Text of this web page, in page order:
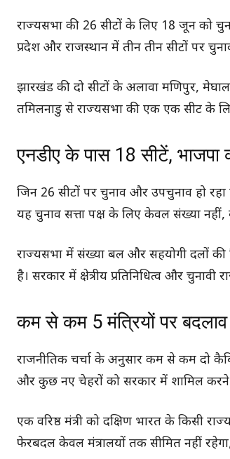
राज्यसभा की 26 सीटों के लिए 18 जून को
प्रदेश और राजस्थान में तीन तीन सीटों पर चुनाव
झारखंड की दो सीटों के अलावा मणिपुर,
तमिलनाडु से राज्यसभा की एक एक सीट के
एनडीए के पास 18 सीटें, भाजपा
जिन 26 सीटों पर चुनाव और उपचुनाव हो
यह चुनाव सत्ता पक्ष के लिए केवल संख्या
राज्यसभा में संख्या बल और सहयोगी दलों की
है। सरकार में क्षेत्रीय प्रतिनिधित्व और
कम से कम 5 मंत्रियों पर बदलाव
राजनीतिक चर्चा के अनुसार कम से कम दो
और कुछ नए चेहरों को सरकार में शामिल करने
एक वरिष्ठ मंत्री को दक्षिण भारत के किसी
फेरबदल केवल मंत्रालयों तक सीमित नहीं